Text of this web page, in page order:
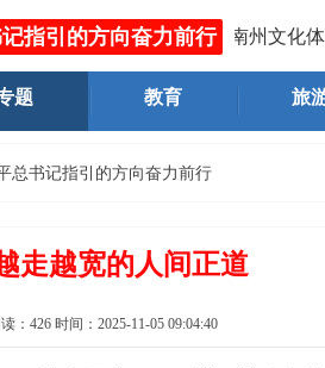
指引的方向奋力前行
督管理局 、黔西南州文化体育广
题 教育 旅
总书记指引的方向奋力前行
走越宽的人间正道
： 426 时间： 2025-11-05 09:04:40